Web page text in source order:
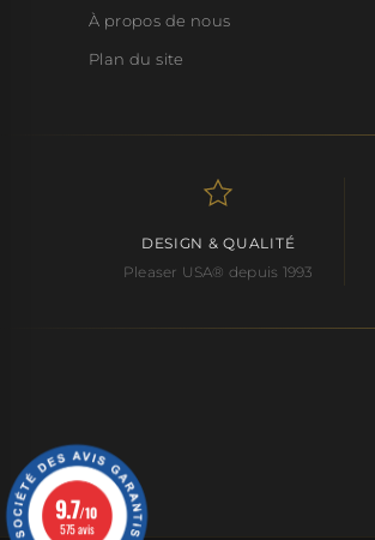
À propos de nous
Plan du site
DESIGN & QUALITÉ
Pleaser USA® depuis 1993
9.7/10
575 avis